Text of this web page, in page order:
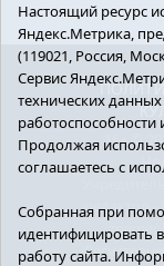
16+ ©
редактор -
Настоящий ресурс
Яндекс.Метрика,
(119021, Россия,
Сервис
технических
Продолжая
соглашаетесь с
Собранная при
идентифицировать
работу сайта.